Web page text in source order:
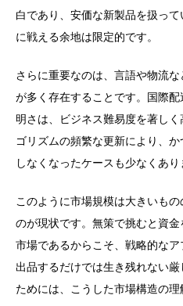
白であり、安価な新製品を扱っ
に戦える余地は限定的です。
さらに重要なのは、言語や物流
が多く存在することです。国際
明さは、ビジネス難易度を著し
ゴリズムの頻繁な更新により、
しなくなったケースも少なくあり
このように市場規模は大きいも
のが現状です。無策で挑むと資
市場であるからこそ、戦略的な
出品するだけでは生き残れない
ためには、こうした市場構造の理